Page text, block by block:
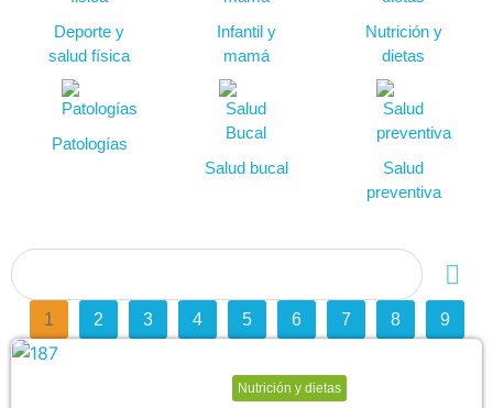
Deporte y
salud física
Infantil y
mamá
Nutrición y
dietas
Patologías
Salud bucal
Salud
preventiva
1 2 3 4 5 6 7 8 9
Nutrición y dietas